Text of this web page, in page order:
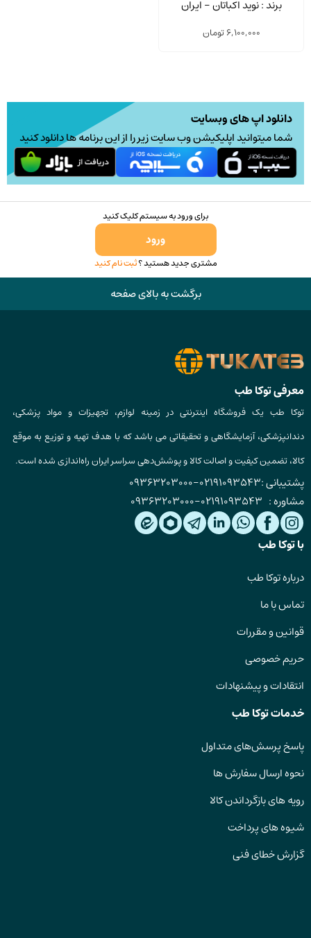
برند : نوید اکباتان - ایران
6,100,000تومان
دانلود اپ های وبسایت
شما میتوانید اپلیکیشن وب سایت زیر را از این برنامه ها دانلود کنید
برای ورود به سیستم کلیک کنید
ورود
مشتری جدید هستید ؟ثبت نام کنید
برگشت به بالای صفحه
معرفی توکا طب
توکا طب یک فروشگاه اینترنتی در زمینه لوازم، تجهیزات و مواد پزشکی،
دندانپزشکی، آزمایشگاهی و تحقیقاتی می باشد که با هدف تهیه و توزیع به موقع
کالا، تضمین کیفیت و اصالت کالا و پوشش‌دهی سراسر ایران راه‌اندازی شده است.
پشتیبانی :02191093543
-
09363203000
مشاوره : 02191093543
-
09363203000
با توکا طب
درباره توکا طب
تماس با ما
قوانین و مقررات
حریم خصوصی
انتقادات و پیشنهادات
خدمات توکا طب
پاسخ پرسش‌های متداول
نحوه ارسال سفارش ها
رویه های بازگرداندن کالا
شیوه های پرداخت
گزارش خطای فنی